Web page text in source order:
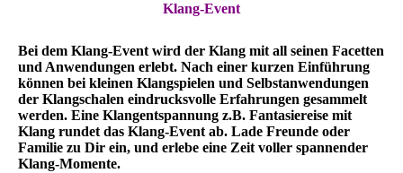
Klang-Event
Bei dem Klang-Event wird der Klang mit all seinen Facetten
und Anwendungen erlebt. Nach einer kurzen Einführung
können bei kleinen Klangspielen und Selbstanwendungen
der Klangschalen eindrucksvolle Erfahrungen gesammelt
werden. Eine Klangentspannung z.B. Fantasiereise mit
Klang rundet das Klang-Event ab. Lade Freunde oder
Familie zu Dir ein, und erlebe eine Zeit voller spannender
Klang-Momente.